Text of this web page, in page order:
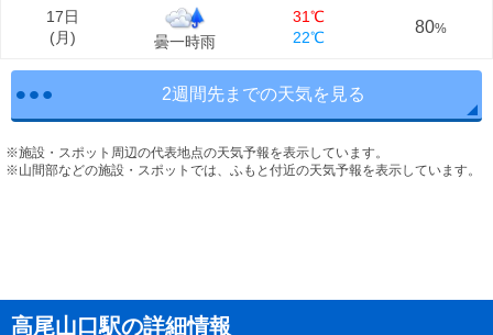
17日
(月) 曇一時雨
31℃
22℃
80%
2週間先までの天気を見る
※施設・スポット周辺の代表地点の天気予報を表示しています。
※山間部などの施設・スポットでは、ふもと付近の天気予報を表示しています。
高尾山口駅の詳細情報